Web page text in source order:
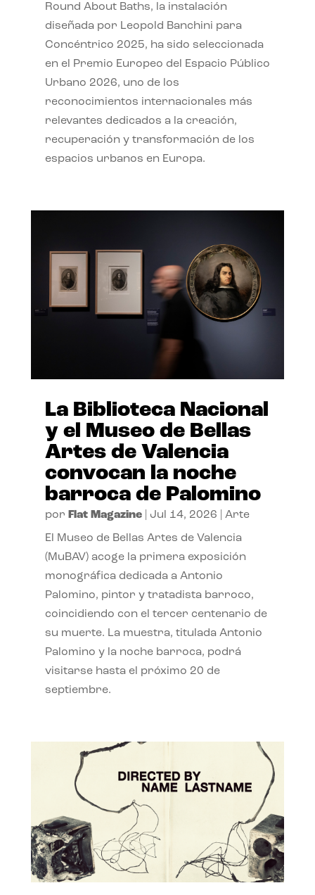
Round About Baths, la instalación
diseñada por Leopold Banchini para
Concéntrico 2025, ha sido seleccionada
en el Premio Europeo del Espacio Público
Urbano 2026, uno de los
reconocimientos internacionales más
relevantes dedicados a la creación,
recuperación y transformación de los
espacios urbanos en Europa.
La Biblioteca Nacional
y el Museo de Bellas
Artes de Valencia
convocan la noche
barroca de Palomino
por Flat Magazine| Jul 14, 2026 Arte
El Museo de Bellas Artes de Valencia
(MuBAV) acoge la primera exposición
monográfica dedicada a Antonio
Palomino, pintor y tratadista barroco,
coincidiendo con el tercer centenario de
su muerte. La muestra, titulada Antonio
Palomino y la noche barroca, podrá
visitarse hasta el próximo 20 de
septiembre.